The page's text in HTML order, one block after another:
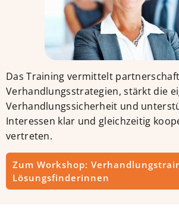
Das Training vermittelt
Verhandlungsstrategien, stärkt die
Verhandlungssicherheit und
Interessen klar und gleichzeitig
vertreten.
Zum Workshop:
Lösungsfinderinnen